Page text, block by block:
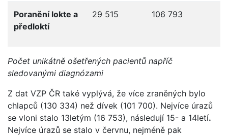
Poranění lokte a
předloktí
29 515 106 793
Počet unikátně ošetřených pacientů napříč
sledovanými diagnózami
Z dat VZP ČR také vyplývá, že více zraněných bylo
chlapců (130 334) než dívek (101 700). Nejvíce úrazů
se vloni stalo 13letým (16 753), následují 15- a 14letí.
Nejvíce úrazů se stalo v červnu, nejméně pak